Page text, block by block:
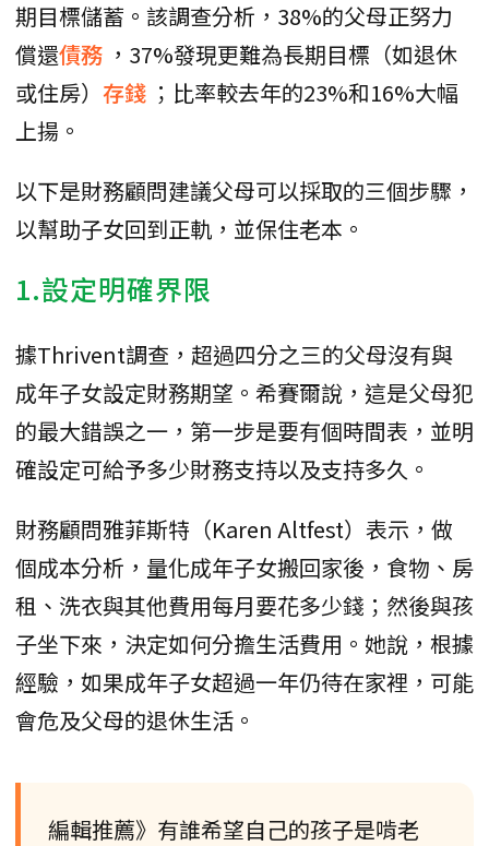
期目標儲蓄。該調查分析，38%的父母正努力
償還債務 ，37%發現更難為長期目標（如退休
或住房） 存錢 ；比率較去年的23%和16%大幅
上揚。
以下是財務顧問建議父母可以採取的三個步驟，
以幫助子女回到正軌，並保住老本。
1.設定明確界限
據Thrivent調查，超過四分之三的父母沒有與
成年子女設定財務期望。希賽爾說，這是父母犯
的最大錯誤之一，第一步是要有個時間表，並明
確設定可給予多少財務支持以及支持多久。
財務顧問雅菲斯特（Karen Altfest）表示，做
個成本分析，量化成年子女搬回家後，食物、房
租、洗衣與其他費用每月要花多少錢；然後與孩
子坐下來，決定如何分擔生活費用。她說，根據
經驗，如果成年子女超過一年仍待在家裡，可能
會危及父母的退休生活。
編輯推薦》有誰希望自己的孩子是啃老